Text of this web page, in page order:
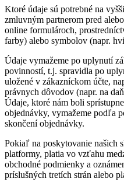
Ktoré údaje sú potrebné na
zmluvným partnerom pred
online formulároch,
farby) alebo symbolov (napr.
Údaje vymažeme po uplynutí
povinností, t.j. spravidla po
uložené v zákazníckom účte,
právnych dôvodov (napr. na
Údaje, ktoré nám boli
objednávky, vymažeme podľa
skončení objednávky.
Pokiaľ na poskytovanie našich
platformy, platia vo vzťahu
obchodné podmienky a
príslušných tretích strán alebo